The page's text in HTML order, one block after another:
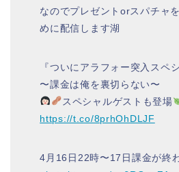
なのでプレゼントorスパチャ
めに配信します湖
『ついにアラフォー突入スペ
〜課金は俺を裏切らない〜
スペシャルゲストも登場
https://t.co/8prhOhDLJF
4月16日22時〜17日課金が終